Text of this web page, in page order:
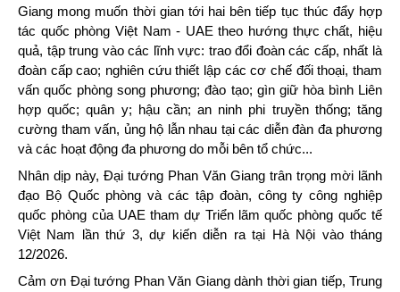
Giang mong muốn thời gian tới hai bên tiếp tục thúc đẩy hợp
tác quốc phòng Việt Nam - UAE theo hướng thực chất, hiệu
quả, tập trung vào các lĩnh vực: trao đổi đoàn các cấp, nhất là
đoàn cấp cao; nghiên cứu thiết lập các cơ chế đối thoại, tham
vấn quốc phòng song phương; đào tạo; gìn giữ hòa bình Liên
hợp quốc; quân y; hậu cần; an ninh phi truyền thống; tăng
cường tham vấn, ủng hộ lẫn nhau tại các diễn đàn đa phương
và các hoạt động đa phương do mỗi bên tổ chức...
Nhân dịp này, Đại tướng Phan Văn Giang trân trọng mời lãnh
đạo Bộ Quốc phòng và các tập đoàn, công ty công nghiệp
quốc phòng của UAE tham dự Triển lãm quốc phòng quốc tế
Việt Nam lần thứ 3, dự kiến diễn ra tại Hà Nội vào tháng
12/2026.
Cảm ơn Đại tướng Phan Văn Giang dành thời gian tiếp, Trung